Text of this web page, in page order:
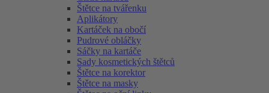
Štětce na tvářenku
Aplikátory
Kartáček na obočí
Pudrové obláčky
Sáčky na kartáče
Sady kosmetických štětců
Štětce na korektor
Štětce na masky